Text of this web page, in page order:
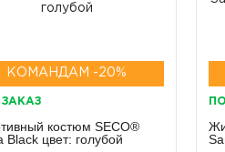
КОМАНДАМ -20%
костюм SECO®
Black цвет: голубой